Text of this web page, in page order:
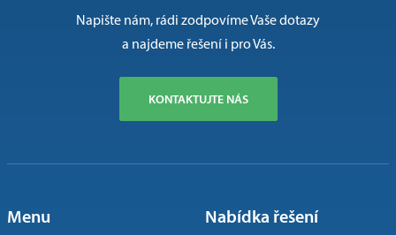
Napište nám, rádi zodpovíme Vaše dotazy
a najdeme řešení i pro Vás.
KONTAKTUJTE NÁS
Menu Nabídka řešení